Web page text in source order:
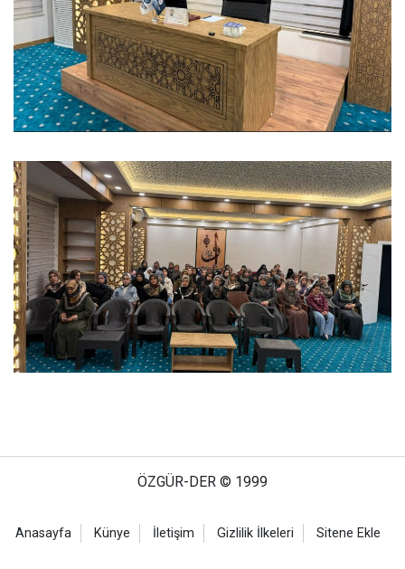
ÖZGÜR-DER © 1999
Anasayfa Künye İletişim Gizlilik İlkeleri Sitene Ekle